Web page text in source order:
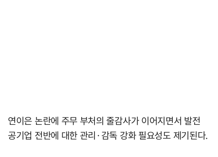
연이은 논란에 주무 부처의 줄감사가 이어지면서 발전
공기업 전반에 대한 관리·감독 강화 필요성도 제기된다.